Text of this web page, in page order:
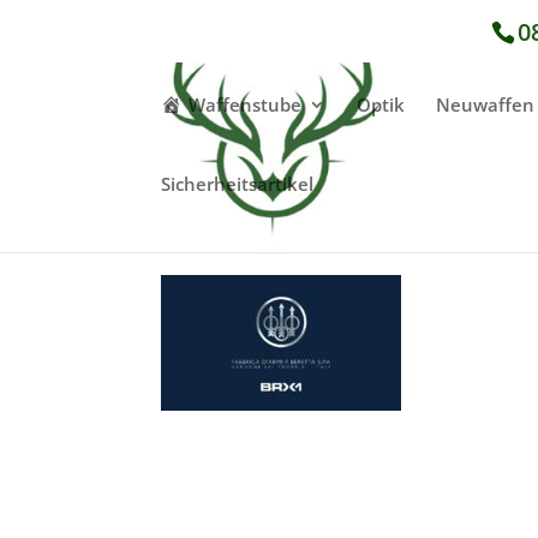
Waffenstube Optik Neuwaffen
Sicherheitsartikel
Beretta BRX1 –